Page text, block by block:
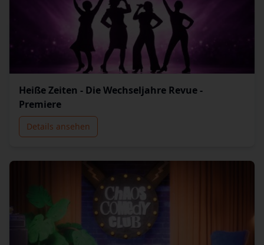
Heiße Zeiten - Die Wechseljahre Revue -
Premiere
Details ansehen